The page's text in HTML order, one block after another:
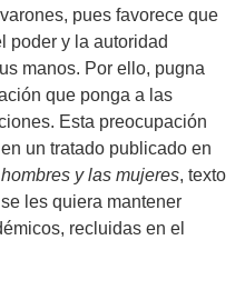
pues favorece que
poder y la autoridad
manos. Por ello, pugna
que ponga a las
Esta preocupación
un tratado publicado en
y las mujeres, texto
les quiera mantener
recluidas en el